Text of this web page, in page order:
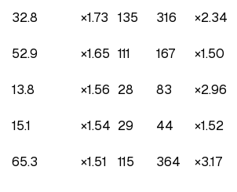
32.8 ×1.73 135 316 ×2.34
52.9 ×1.65 111 167 ×1.50
13.8 ×1.56 28 83 ×2.96
15.1 ×1.54 29 44 ×1.52
65.3 ×1.51 115 364 ×3.17